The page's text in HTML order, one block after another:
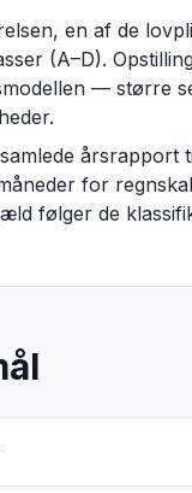
en af de
(A–D).
— større
for
følger de